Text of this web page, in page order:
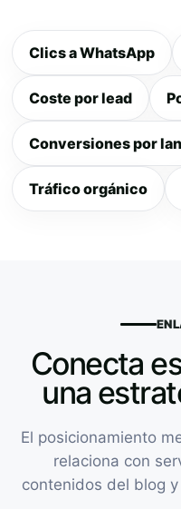
Clics a WhatsApp
Coste por lead
Conversiones por
Tráfico orgánico
Conecta
una
El posicionamiento
relaciona con
contenidos del blog